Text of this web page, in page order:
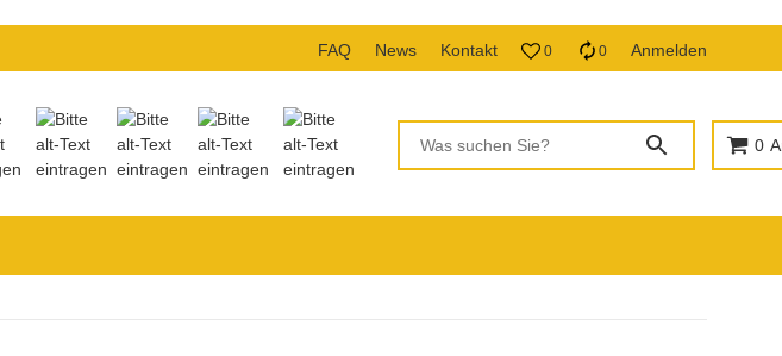
FAQ News Kontakt 0 0 Anmelden
0